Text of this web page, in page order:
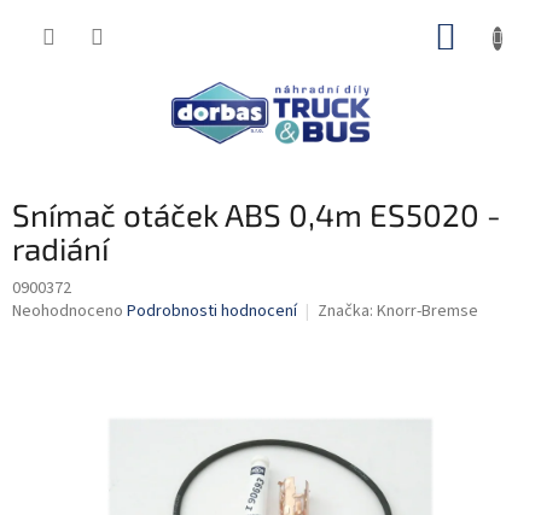
Snímač otáček ABS 0,4m ES5020 -
radiání
0900372
Průměrné
Neohodnoceno Podrobnosti hodnocení Značka: Knorr-Bremse